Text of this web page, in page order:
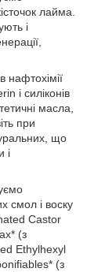
лайма.
і
нафтохімії
і силіконів
масла,
при
що
і
смол і воску
Castor
(з
Ethylhexyl
(з